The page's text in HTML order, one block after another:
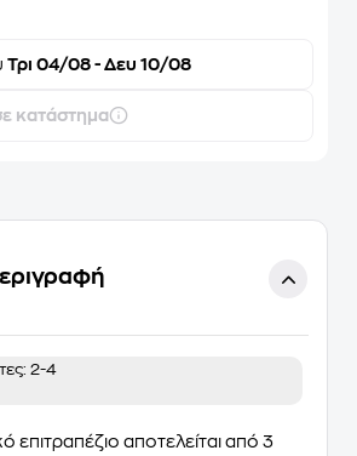
Τρι 04/08 - Δευ 10/08
κατάστημα
2-4
επιτραπέζιο αποτελείται από 3